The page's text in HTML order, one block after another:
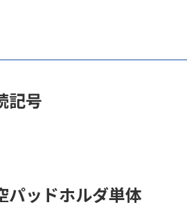
記号
パッドホルダ単体